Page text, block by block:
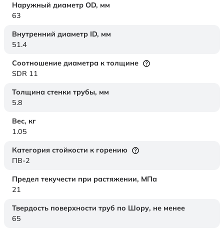
Наружный диаметр OD, мм
63
Внутренний диаметр ID, мм
51.4
Соотношение диаметра к толщине
SDR 11
Толщина стенки трубы, мм
5.8
Вес, кг
1.05
Категория стойкости к горению
ПВ-2
Предел текучести при растяжении, МПа
21
Твердость поверхности труб по Шору, не менее
65